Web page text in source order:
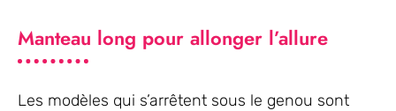
Manteau long pour allonger l’allure
Les modèles qui s’arrêtent sous le genou sont